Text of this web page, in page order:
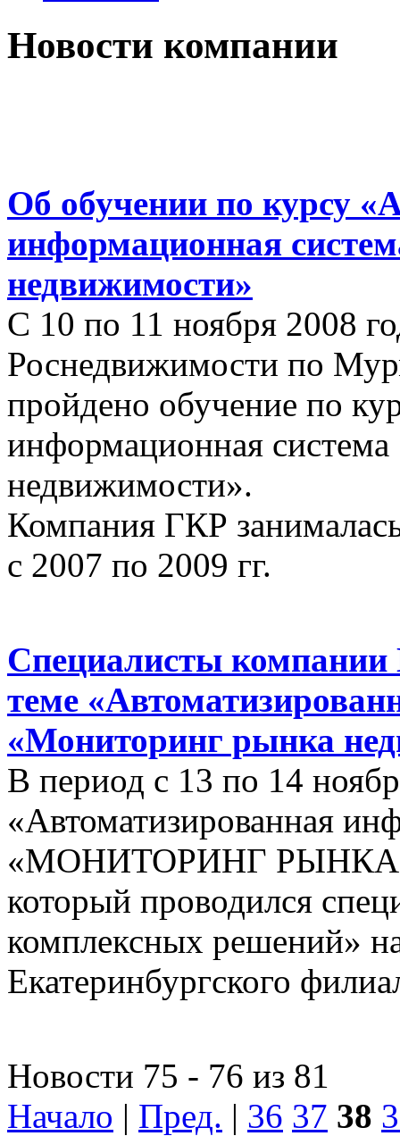
Новости компании
Об обучении по курсу
информационная
недвижимости»
С 10 по 11 ноября 2008
Роснедвижимости по
пройдено обучение по
информационная
недвижимости».
Компания ГКР
с 2007 по 2009 гг.
Специалисты
теме
«Мониторинг рынка
В период с 13 по 14
«Автоматизированная
«МОНИТОРИНГ
который проводился
комплексных решений»
Екатеринбургского
Новости 75 - 76 из 81
Начало | Пред. | 36 37 38